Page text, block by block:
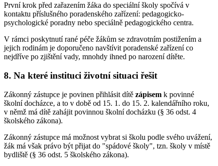
První krok před zařazením žáka do speciální školy spočívá v
kontaktu příslušného poradenského zařízení: pedagogicko-
psychologické poradny nebo speciálně pedagogického centra.
V rámci poskytnutí rané péče žákům se zdravotním postižením a
jejich rodinám je doporučeno navštívit poradenské zařízení co
nejdříve po zjištění vady, mnohdy ihned po narození dítěte.
8. Na které instituci životní situaci řešit
Zákonný zástupce je povinen přihlásit dítě zápisem k povinné
školní docházce, a to v době od 15. 1. do 15. 2. kalendářního roku,
v němž má dítě zahájit povinnou školní docházku (§ 36 odst. 4
školského zákona).
Zákonný zástupce má možnost vybrat si školu podle svého uvážení,
žák má však právo být přijat do "spádové školy", tzn. školy v místě
bydliště (§ 36 odst. 5 školského zákona).